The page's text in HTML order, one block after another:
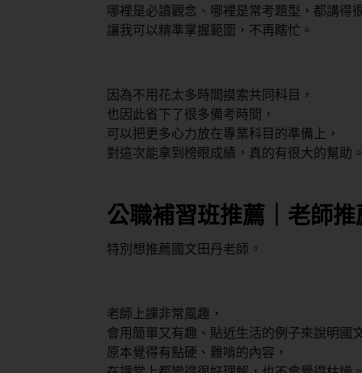
哪裡是必讀觀念、哪裡是常考題型，都講得
讓我可以精準掌握範圍，不再瞎忙。
因為不用花太多時間摸索共同科目，
也因此省下了很多備考時間，
可以把更多心力放在專業科目的準備上，
對這次能拿到榜眼成績，真的有很大的幫助。
公職補習班推薦｜老師推
特別想推薦國文田丹老師。
老師上課非常風趣，
會用簡單又有趣、貼近生活的例子來說明國
原本覺得有點硬、難啃的內容，